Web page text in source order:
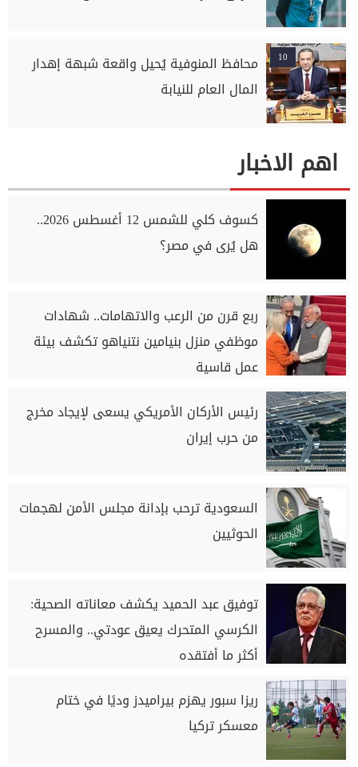
10
محافظ المنوفية يُحيل واقعة شبهة إهدار
المال العام للنيابة
اهم الاخبار
كسوف كلي للشمس 12 أغسطس 2026..
هل يُرى في مصر؟
ربع قرن من الرعب والاتهامات.. شهادات
موظفي منزل بنيامين نتنياهو تكشف بيئة
عمل قاسية
رئيس الأركان الأمريكي يسعى لإيجاد مخرج
من حرب إيران
السعودية ترحب بإدانة مجلس الأمن لهجمات
الحوثيين
توفيق عبد الحميد يكشف معاناته الصحية:
الكرسي المتحرك يعيق عودتي.. والمسرح
أكثر ما أفتقده
ريزا سبور يهزم بيراميدز وديًا في ختام
معسكر تركيا